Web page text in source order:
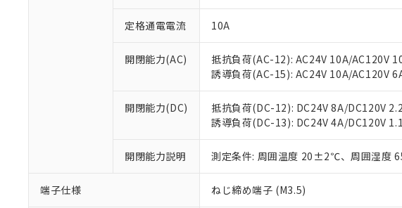
定格通電電流 10A
開閉能力(AC)
抵抗負荷(AC-12): AC24V 10A/AC120V
誘導負荷(AC-15): AC24V 10A/AC120V
開閉能力(DC)
抵抗負荷(DC-12): DC24V 8A/DC120V
誘導負荷(DC-13): DC24V 4A/DC120V
開閉能力説明 測定条件: 周囲温度 20±2℃、周囲湿度
端子仕様 ねじ締め端子 (M3.5)
のであり、閲覧された時点での
当社販売員にご相談ください。
オムロン制御機器販売店や当社
在庫状況および標準価格結果を
マイパーツ機能（部品リスト作
ている必要があります。
お客様が当ウェブサイト上で当
が、当社の製品・サービスに関
さい。
※当社の共同利用者とは、
いる法人を指します。
フタル酸エステル類の４物質については閾値を
※2 対応予定月
部品在庫の切り替え状況などにより
※3 非含有証明書ダウンロード
下記の非含有証明書をダウンロード
Cr(Ⅵ)(六価クロム) : 1000ppm、 PBBs(ポリ臭化
DBP(フタル酸ジブチル) : 1000ppm、 DIBP(フ
DEHP(フタル酸ビス(2-エチルヘキシル)) :
※2 環境保護使用期限
「ｅ」：有害物質（10物質）のすべ
「10」：通常の使用状況下において
味します。
ます。
置等に一切使用いたしません。
当社は、貴社製品を第三者に販
また当社は、販売先および販売
たしません。
合
△ 一定数には満たないが在庫
機器販売店・当社販売員に
白